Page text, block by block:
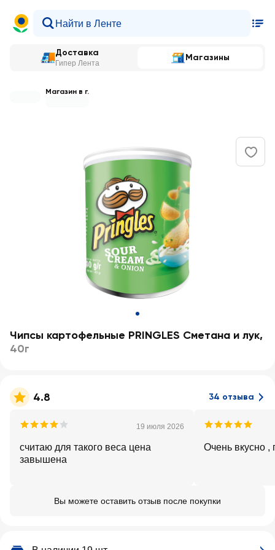
Доставка
Гипер Лента
Магазины
Магазин в г.
Чипсы картофельные PRINGLES Сметана и лук,
40г
4.8 34 отзыва
19 июля 2026
считаю для такого веса цена
завышена
Очень вкусно ,
Вы можете оставить отзыв после покупки